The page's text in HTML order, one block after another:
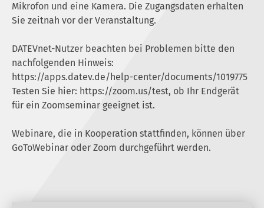
Mikrofon und eine Kamera. Die Zugangsdaten erhalten
Sie zeitnah vor der Veranstaltung.
DATEVnet-Nutzer beachten bei Problemen bitte den
nachfolgenden Hinweis:
https://apps.datev.de/help-center/documents/1019775
Testen Sie hier: https://zoom.us/test, ob Ihr Endgerät
für ein Zoomseminar geeignet ist.
Webinare, die in Kooperation stattfinden, können über
GoToWebinar oder Zoom durchgeführt werden.